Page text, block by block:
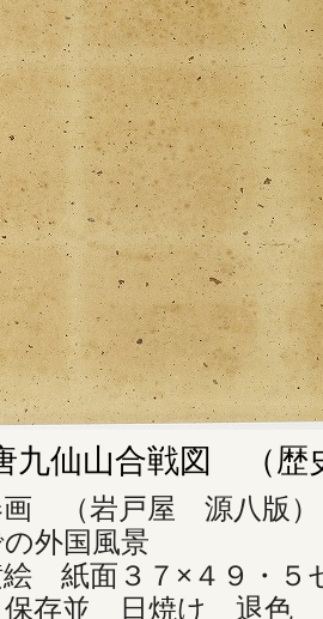
仙山合戦図 （歴
画 （岩戸屋 源八版）
外国風景
絵 紙面３７×４９・５
存並 日焼け 退色